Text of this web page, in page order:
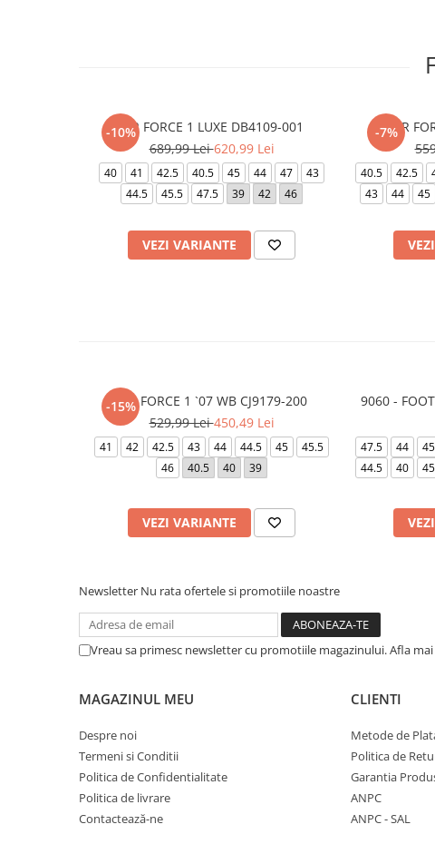
-10%AIR FORCE 1 LUXE DB4109-001
689,99 Lei620,99 Lei
40 41 42.5 40.5 45 44 47
43
44.5
45.5 47.5 39 42 46
VEZI VARIANTE
-7%AIR
40.5 42.5
43
44 45
-15%
AIR FORCE 1 `07 WB CJ9179-200
529,99 Lei450,49 Lei
41 42 42.5 43 44 44.5 45
45.5
46
40.5 40 39
VEZI VARIANTE
9060 -
47.5 44 45
44.5
40
Newsletter Nu rata ofertele si promotiile noastre
Vreau sa primesc newsletter cu promotiile magazinului. Afla
MAGAZINUL MEU
Despre noi
Termeni si Conditii
Politica de Confidentialitate
Politica de livrare
Contactează-ne
CLIENTI
Metode de
Politica de
Garantia
ANPC
ANPC - SAL